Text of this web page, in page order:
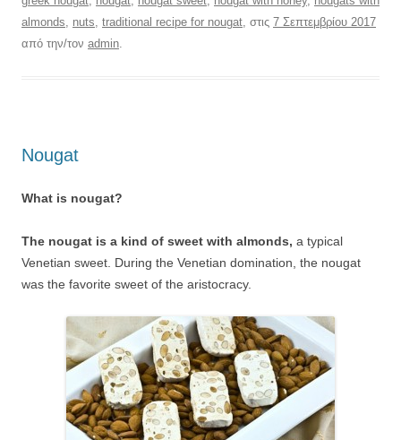
almonds
nuts traditional recipe for nougat , στις 7 Σεπτεμβρίου 2017
από την/τον admin
Nougat
What is nougat?
The nougat is a kind of sweet with almonds, a typical
Venetian sweet. During the Venetian domination, the nougat
was the favorite sweet of the aristocracy.